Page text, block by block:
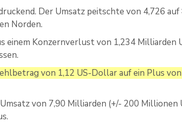
Der Umsatz peitschte von 4,726 auf
Norden.
einem Konzernverlust von 1,234 Milliarden
von 1,12 US-Dollar auf ein Plus
von 7,90 Milliarden (+/- 200 Millionen